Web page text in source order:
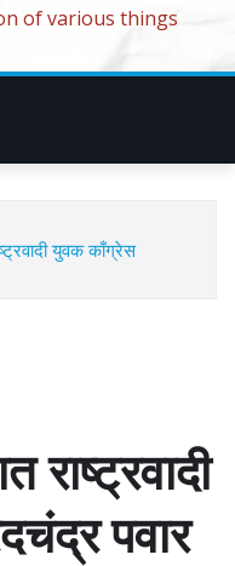
of various things
युवक काँग्रेस
राष्ट्रवादी
पवार